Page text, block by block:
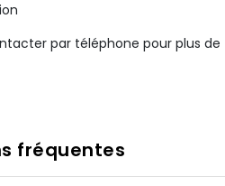
par téléphone pour plus de
fréquentes